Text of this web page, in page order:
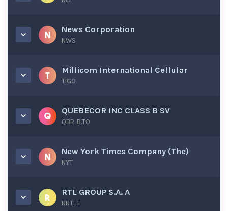
News Corporation
NWS
Millicom International Cellular
TIGO
QUEBECOR INC CLASS B SV
QBR-B.TO
New York Times Company (The)
NYT
RTL GROUP S.A. A
RRTL.F